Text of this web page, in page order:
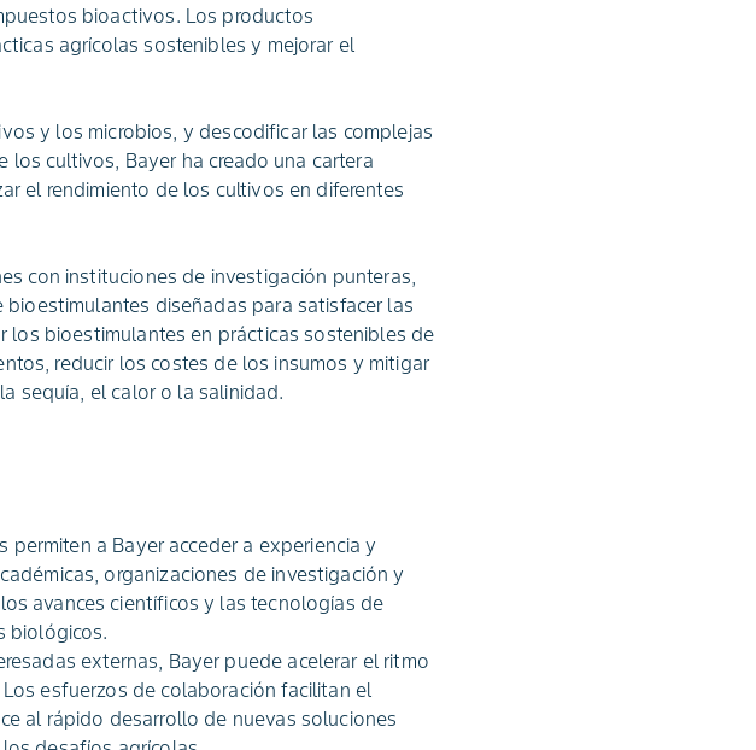
bioactivos. Los productos
agrícolas sostenibles y mejorar el
y los microbios, y descodificar las complejas
cultivos, Bayer ha creado una cartera
el rendimiento de los cultivos en diferentes
con instituciones de investigación punteras,
diseñadas para satisfacer las
los bioestimulantes en prácticas sostenibles de
reducir los costes de los insumos y mitigar
sequía, el calor o la salinidad.
permiten a Bayer acceder a experiencia y
organizaciones de investigación y
avances científicos y las tecnologías de
biológicos.
externas, Bayer puede acelerar el ritmo
esfuerzos de colaboración facilitan el
al rápido desarrollo de nuevas soluciones